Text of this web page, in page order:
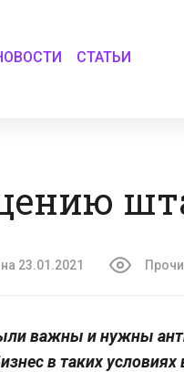
СТАТЬИ
23.01.2021
важны и нужны
в таких